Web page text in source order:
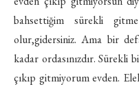
bahsettiğim sürekli
olur,gidersiniz. Ama bir
kadar ordasınızdır. Sürekli
çıkıp gitmiyorum evden.